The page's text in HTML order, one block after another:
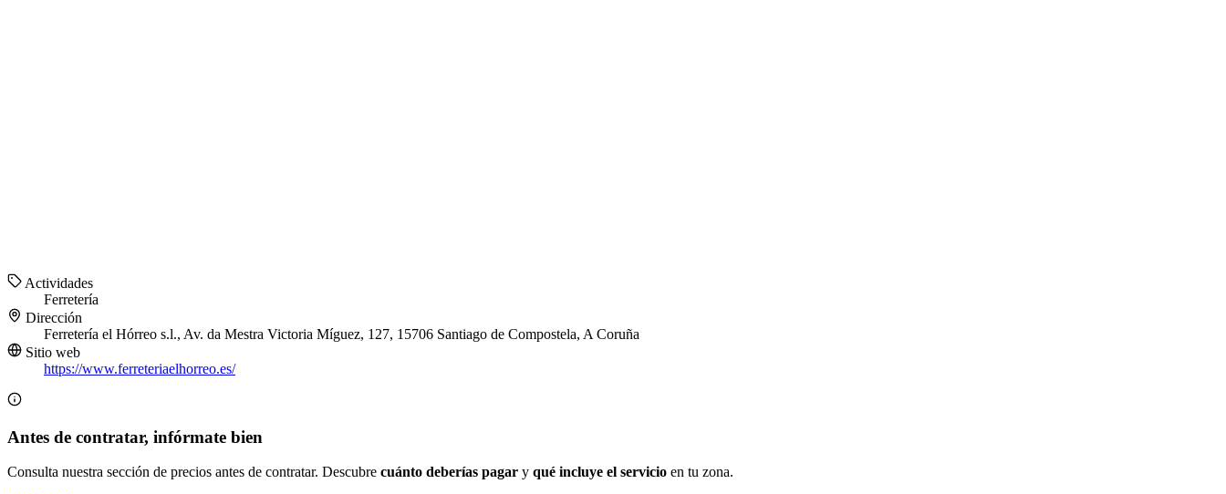
Actividades
Ferretería
Dirección
Ferretería el Hórreo s.l., Av. da Mestra Victoria Míguez, 127, 15706 Santiago de Compostela, A Coruña
Sitio web
https://www.ferreteriaelhorreo.es/
Antes de contratar, infórmate bien
Consulta nuestra sección de precios antes de contratar. Descubre cuánto deberías pagar y qué incluye el servicio en tu zona.